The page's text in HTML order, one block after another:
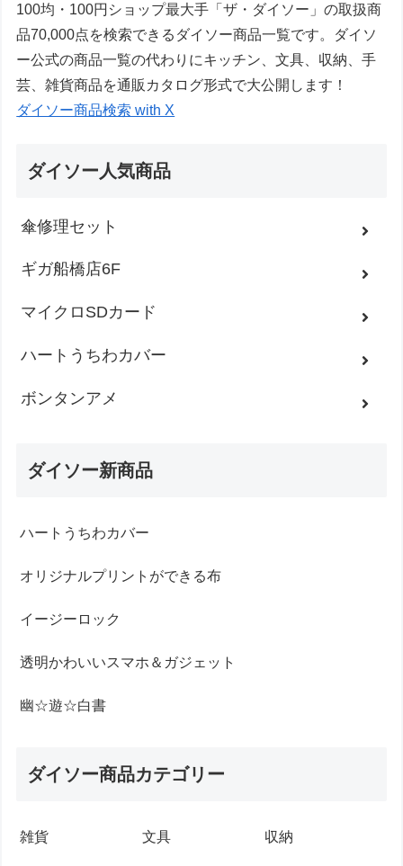
100均・100円ショップ最大手「ザ・ダイソー」の取扱商
品70,000点を検索できるダイソー商品一覧です。ダイソ
ー公式の商品一覧の代わりにキッチン、文具、収納、手
芸、雑貨商品を通販カタログ形式で大公開します！
ダイソー商品検索 with X
ダイソー人気商品
傘修理セット
ギガ船橋店6F
マイクロSDカード
ハートうちわカバー
ボンタンアメ
ダイソー新商品
ハートうちわカバー
オリジナルプリントができる布
イージーロック
透明かわいいスマホ＆ガジェット
幽☆遊☆白書
ダイソー商品カテゴリー
雑貨 文具 収納